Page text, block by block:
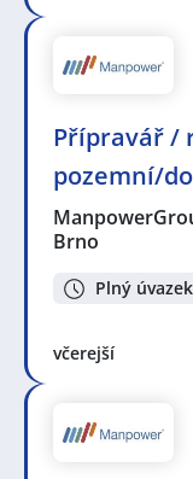
Přípravář /
pozemní/
Brno
Plný úvazek
včerejší